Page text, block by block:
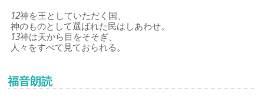
12神を王としていただく国、
神のものとして選ばれた民はしあわせ。
13神は天から目をそそぎ、
人々をすべて見ておられる。
福音朗読